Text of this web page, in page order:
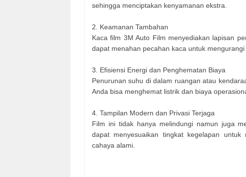
sehingga menciptakan kenyamanan ekstra.
2. Keamanan Tambahan
Kaca film 3M Auto Film menyediakan lapisan
dapat menahan pecahan kaca untuk mengurangi
3. Efisiensi Energi dan Penghematan Biaya
Penurunan suhu di dalam ruangan atau
Anda bisa menghemat listrik dan biaya
4. Tampilan Modern dan Privasi Terjaga
Film ini tidak hanya melindungi namun juga
dapat menyesuaikan tingkat kegelapan
cahaya alami.